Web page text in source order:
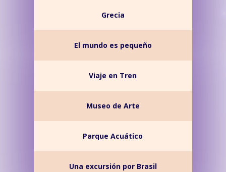
Grecia
El mundo es pequeño
Viaje en Tren
Museo de Arte
Parque Acuático
Una excursión por Brasil